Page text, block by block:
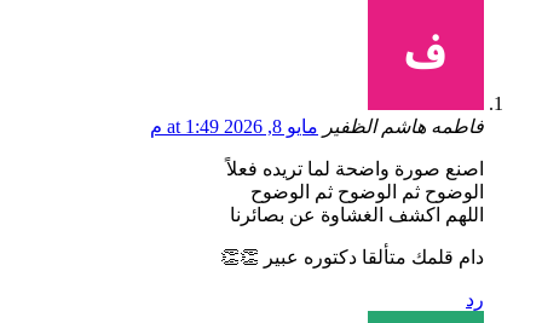
فاطمه هاشم الظفير مايو 8, 2026 at 1:49 م
اصنع صورة واضحة لما تريده فعلاً
الوضوح ثم الوضوح ثم الوضوح
اللهم اكشف الغشاوة عن بصائرنا
دام قلمك متألقا دكتوره عبير 👏👏
رد